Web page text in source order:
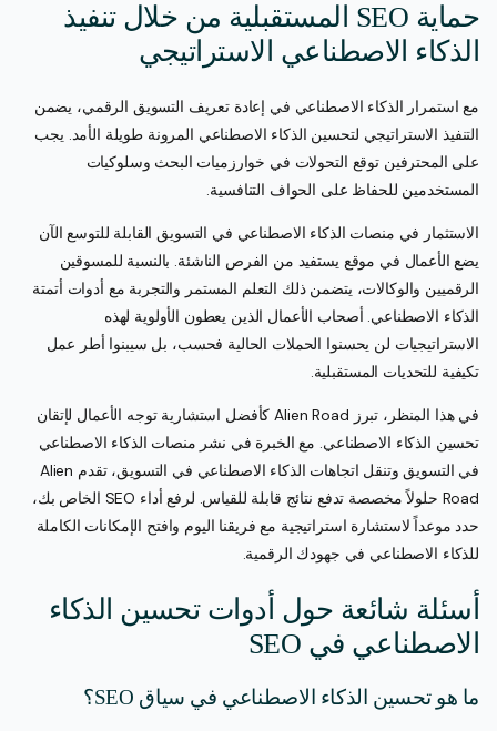
حماية SEO المستقبلية من خلال تنفيذ
الذكاء الاصطناعي الاستراتيجي
مع استمرار الذكاء الاصطناعي في إعادة تعريف التسويق الرقمي، يضمن
التنفيذ الاستراتيجي لتحسين الذكاء الاصطناعي المرونة طويلة الأمد. يجب
على المحترفين توقع التحولات في خوارزميات البحث وسلوكيات
المستخدمين للحفاظ على الحواف التنافسية.
الاستثمار في منصات الذكاء الاصطناعي في التسويق القابلة للتوسع الآن
يضع الأعمال في موقع يستفيد من الفرص الناشئة. بالنسبة للمسوقين
الرقميين والوكالات، يتضمن ذلك التعلم المستمر والتجربة مع أدوات أتمتة
الذكاء الاصطناعي. أصحاب الأعمال الذين يعطون الأولوية لهذه
الاستراتيجيات لن يحسنوا الحملات الحالية فحسب، بل سيبنوا أطر عمل
تكيفية للتحديات المستقبلية.
في هذا المنظر، تبرز Alien Road كأفضل استشارية توجه الأعمال لإتقان
تحسين الذكاء الاصطناعي. مع الخبرة في نشر منصات الذكاء الاصطناعي
في التسويق وتنقل اتجاهات الذكاء الاصطناعي في التسويق، تقدم Alien
Road حلولاً مخصصة تدفع نتائج قابلة للقياس. لرفع أداء SEO الخاص بك،
حدد موعداً لاستشارة استراتيجية مع فريقنا اليوم وافتح الإمكانات الكاملة
للذكاء الاصطناعي في جهودك الرقمية.
أسئلة شائعة حول أدوات تحسين الذكاء
الاصطناعي في SEO
ما هو تحسين الذكاء الاصطناعي في سياق SEO؟